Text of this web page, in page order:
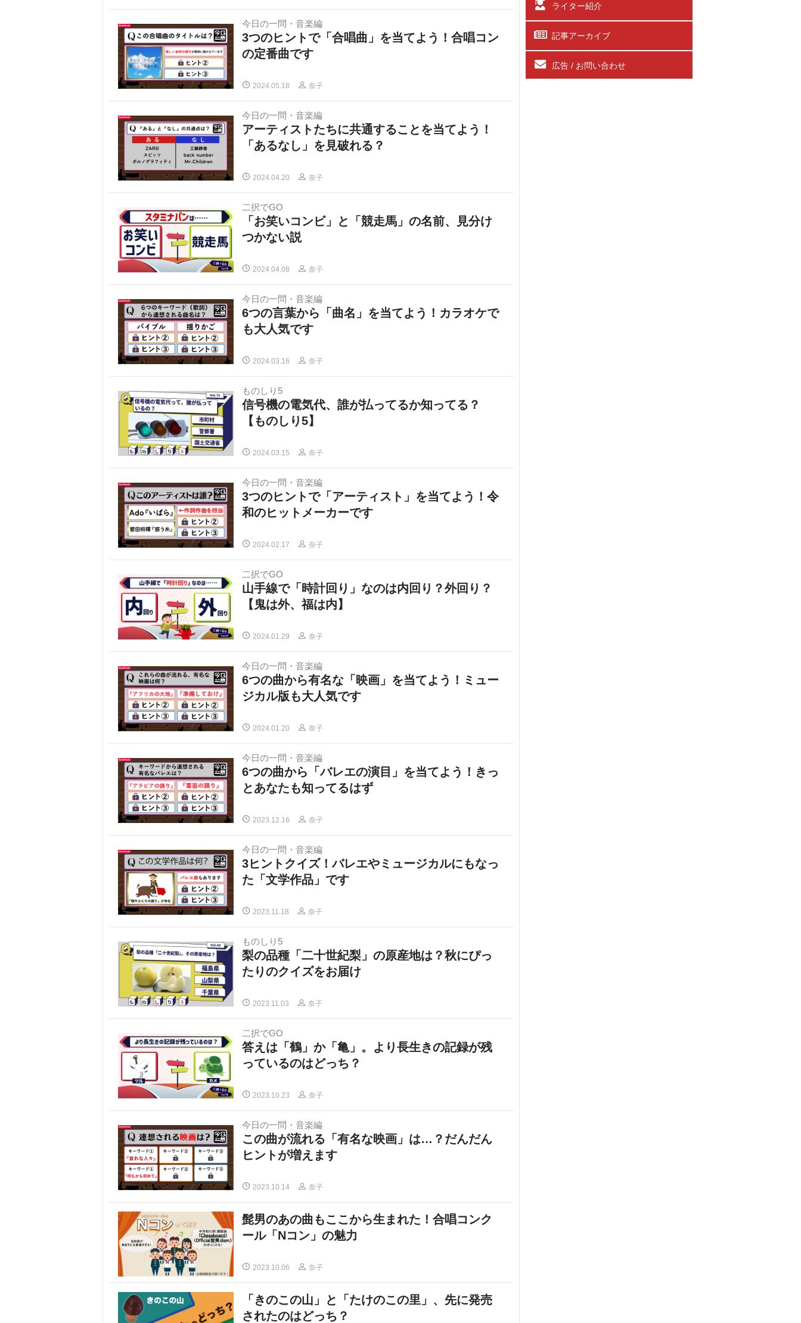
今日の一問・音楽編
3つのヒントで「合唱曲」を当てよう！合唱コン
の定番曲です
2024.05.18 奈子
今日の一問・音楽編
アーティストたちに共通することを当てよう！
「あるなし」を見破れる？
2024.04.20 奈子
二択でGO
「お笑いコンビ」と「競走馬」の名前、見分け
つかない説
2024.04.08 奈子
今日の一問・音楽編
6つの言葉から「曲名」を当てよう！カラオケで
も大人気です
2024.03.16 奈子
ものしり5
信号機の電気代、誰が払ってるか知ってる？
【ものしり5】
2024.03.15 奈子
今日の一問・音楽編
3つのヒントで「アーティスト」を当てよう！令
和のヒットメーカーです
2024.02.17 奈子
二択でGO
山手線で「時計回り」なのは内回り？外回り？
【鬼は外、福は内】
2024.01.29 奈子
今日の一問・音楽編
6つの曲から有名な「映画」を当てよう！ミュー
ジカル版も大人気です
2024.01.20 奈子
今日の一問・音楽編
6つの曲から「バレエの演目」を当てよう！きっ
とあなたも知ってるはず
2023.12.16 奈子
今日の一問・音楽編
3ヒントクイズ！バレエやミュージカルにもなっ
た「文学作品」です
2023.11.18 奈子
ものしり5
梨の品種「二十世紀梨」の原産地は？秋にぴっ
たりのクイズをお届け
2023.11.03 奈子
二択でGO
答えは「鶴」か「亀」。より長生きの記録が残
っているのはどっち？
2023.10.23 奈子
今日の一問・音楽編
この曲が流れる「有名な映画」は…？だんだん
ヒントが増えます
2023.10.14 奈子
髭男のあの曲もここから生まれた！合唱コンク
ール「Nコン」の魅力
2023.10.06 奈子
「きのこの山」と「たけのこの里」、先に発売
されたのはどっち？
ライター紹介
記事アーカイブ
広告 / お問い合わせ